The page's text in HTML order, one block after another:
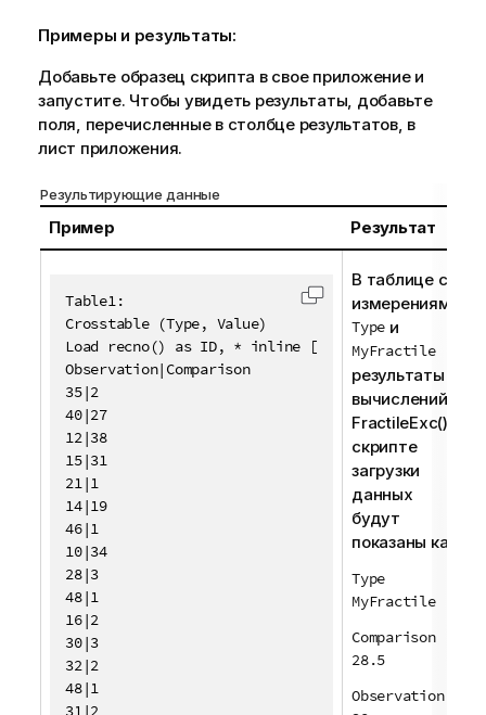
Примеры и результаты:
Добавьте образец скрипта в свое приложение и
запустите. Чтобы увидеть результаты, добавьте
поля, перечисленные в столбце результатов, в
лист приложения.
Результирующие данные
Пример Результат
Table1:
Crosstable (Type, Value)
Load recno() as ID, * inline [
Observation|Comparison
35|2
40|27
12|38
15|31
21|1
14|19
46|1
10|34
28|3
48|1
16|2
30|3
32|2
48|1
31|2
Скопировать код в
В таблице с
измерениями
Type и
MyFractile
результаты
вычислений
FractileExc()
скрипте
загрузки
данных
будут
показаны как:
Type
MyFractile
Comparison
28.5
Observation